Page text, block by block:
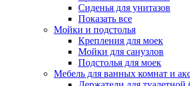
Сиденья для унитазов
Показать все
Мойки и подстолья
Крепления для моек
Мойки для санузлов
Подстолья для моек
Мебель для ванных комнат и